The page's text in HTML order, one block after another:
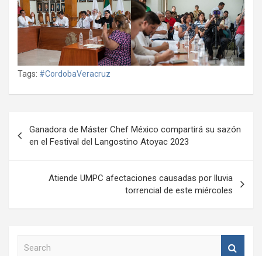
Tags: #CordobaVeracruz
de
entradas
Ganadora de Máster Chef México compartirá su sazón
en el Festival del Langostino Atoyac 2023
Atiende UMPC afectaciones causadas por lluvia
torrencial de este miércoles